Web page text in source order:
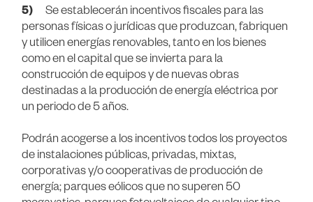
5) Se establecerán incentivos fiscales para las
personas físicas o jurídicas que produzcan, fabriquen
y utilicen energías renovables, tanto en los bienes
como en el capital que se invierta para la
construcción de equipos y de nuevas obras
destinadas a la producción de energía eléctrica por
un periodo de 5 años.
Podrán acogerse a los incentivos todos los proyectos
de instalaciones públicas, privadas, mixtas,
corporativas y/o cooperativas de producción de
energía; parques eólicos que no superen 50